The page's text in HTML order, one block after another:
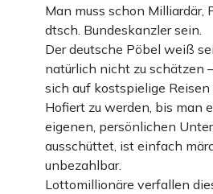
Man muss schon Milliardär,
dtsch. Bundeskanzler sein.
Der deutsche Pöbel weiß
natürlich nicht zu schätzen
sich auf kostspielige Reisen
Hofiert zu werden, bis man
eigenen, persönlichen
ausschüttet, ist einfach
unbezahlbar.
Lottomillionäre verfallen